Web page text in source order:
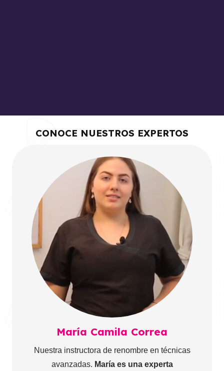
CONOCE NUESTROS EXPERTOS
María Camila Correa
Nuestra instructora de renombre en técnicas
avanzadas. María es una experta